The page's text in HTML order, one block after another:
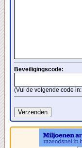
Beveiligingscode:
(Vul de volgende code in: